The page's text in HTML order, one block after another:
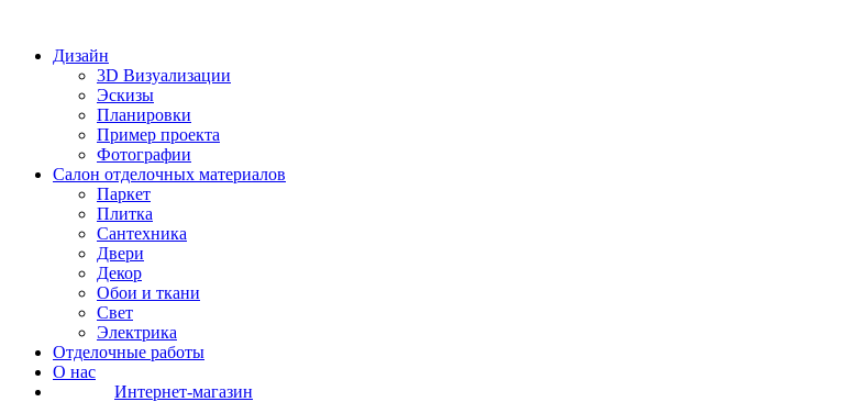
Дизайн
3D Визуализации
Эскизы
Планировки
Пример проекта
Фотографии
Салон отделочных материалов
Паркет
Плитка
Сантехника
Двери
Декор
Обои и ткани
Свет
Электрика
Отделочные работы
О нас
Интернет-магазин